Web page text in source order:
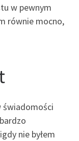
w pewnym
równie mocno,
nie byłem